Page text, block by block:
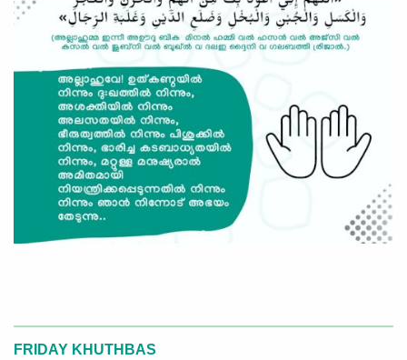
FRIDAY KHUTHBAS